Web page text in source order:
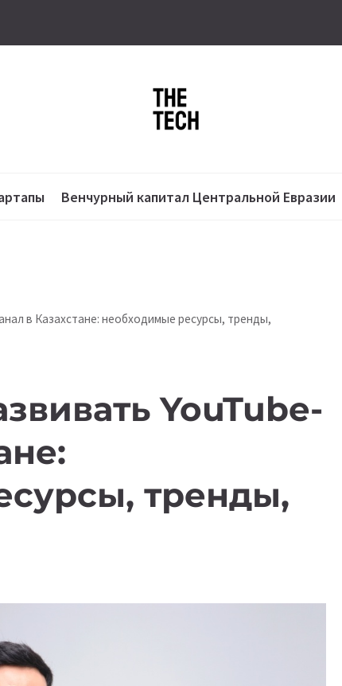
Венчурный капитал Центральной Евразии
в Казахстане: необходимые ресурсы, тренды,
YouTube-
тренды,